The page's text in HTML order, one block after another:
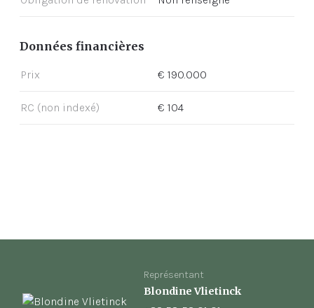
Données financières
Prix € 190.000
RC (non indexé) € 104
Représentant
Blondine Vlietinck